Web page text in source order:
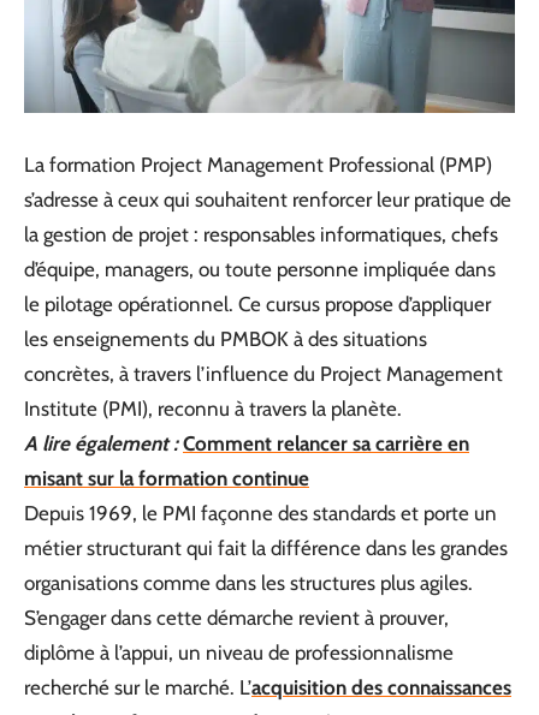
La formation Project Management Professional (PMP)
s’adresse à ceux qui souhaitent renforcer leur pratique de
la gestion de projet : responsables informatiques, chefs
d’équipe, managers, ou toute personne impliquée dans
le pilotage opérationnel. Ce cursus propose d’appliquer
les enseignements du PMBOK à des situations
concrètes, à travers l’influence du Project Management
Institute (PMI), reconnu à travers la planète.
A lire également : Comment relancer sa carrière en
misant sur la formation continue
Depuis 1969, le PMI façonne des standards et porte un
métier structurant qui fait la différence dans les grandes
organisations comme dans les structures plus agiles.
S’engager dans cette démarche revient à prouver,
diplôme à l’appui, un niveau de professionnalisme
recherché sur le marché. L’acquisition des connaissances